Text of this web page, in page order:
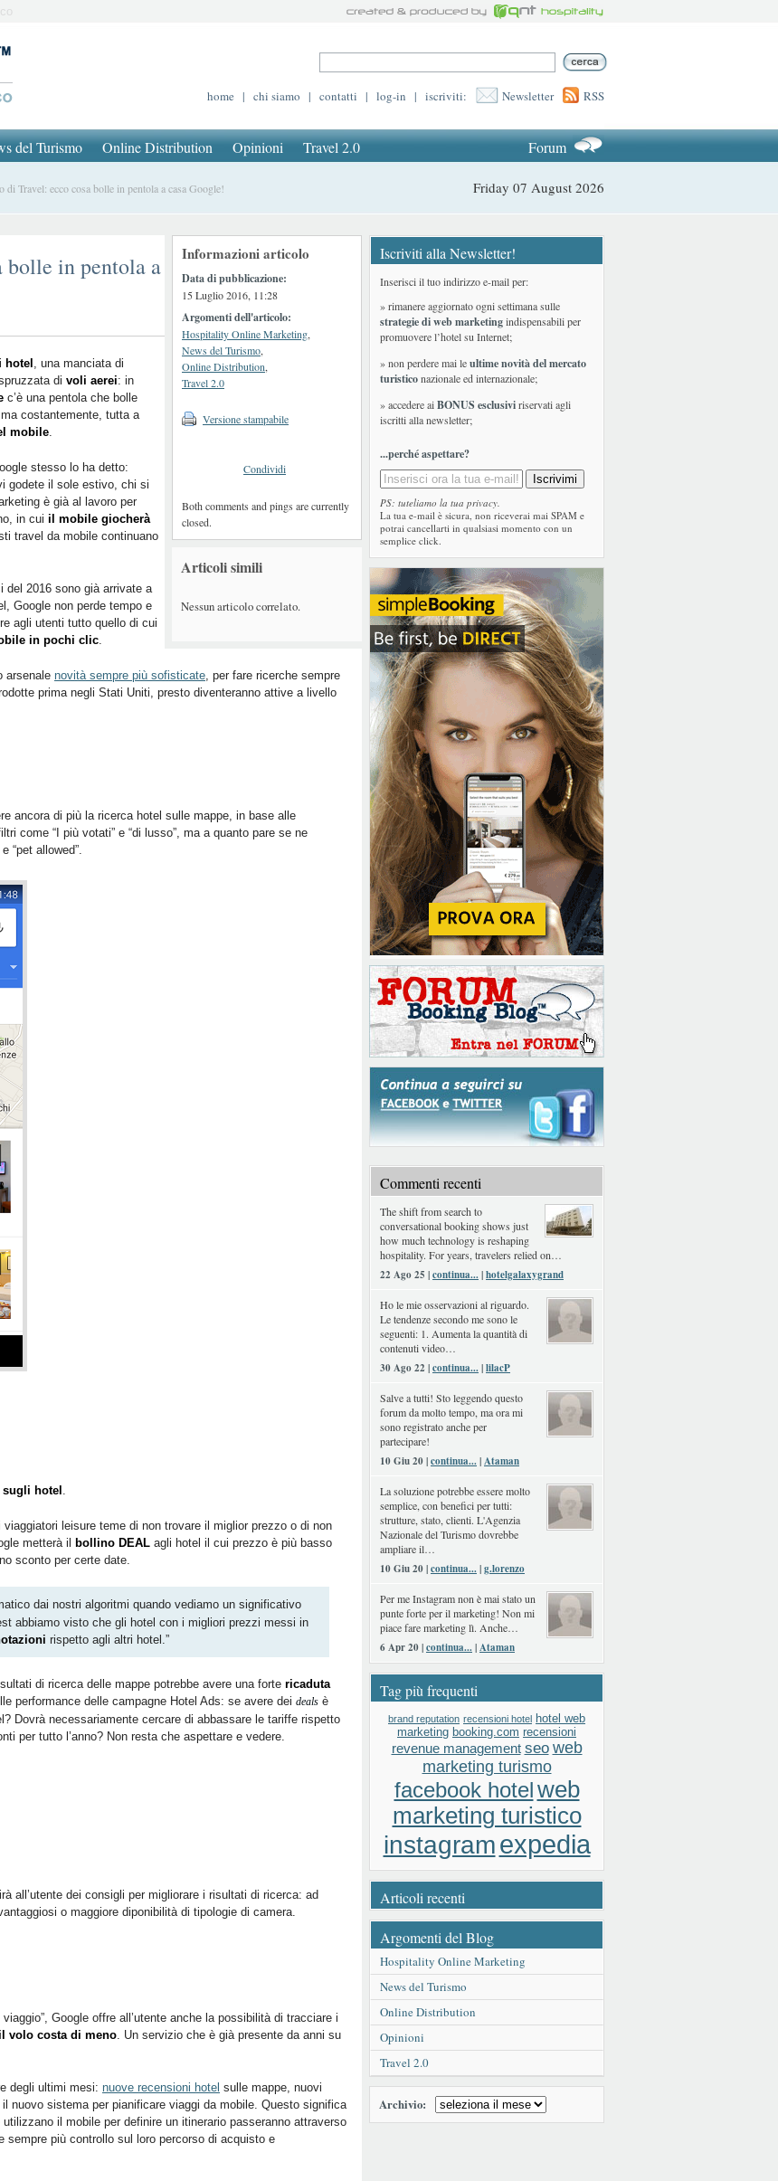
home | chi siamo | contatti | log-in | iscriviti: Newsletter RSS
del Turismo Online Distribution Opinioni Travel 2.0 Forum
Travel: ecco cosa bolle in pentola a casa Google! Friday 07 August 2026
Informazioni articolo
Data di pubblicazione:
15 Luglio 2016, 11:28
Argomenti dell'articolo:
Hospitality Online Marketing,
News del Turismo,
Online Distribution,
Travel 2.0
Versione stampabile
Condividi
Both comments and pings are currently
closed.
Articoli simili
Nessun articolo correlato.
bolle in pentola a
hotel , una manciata di
di voli aerei: in
c’è una pentola che bolle
costantemente, tutta a
mobile.
stesso lo ha detto:
godete il sole estivo, chi si
è già al lavoro per
in cui il mobile giocherà
travel da mobile continuano
2016 sono già arrivate a
Google non perde tempo e
agli utenti tutto quello di cui
in pochi clic.
arsenale novità sempre più sofisticate, per fare ricerche sempre
prima negli Stati Uniti, presto diventeranno attive a livello
ancora di più la ricerca hotel sulle mappe, in base alle
come “I più votati” e “di lusso”, ma a quanto pare se ne
“pet allowed”.
hotel .
viaggiatori leisure teme di non trovare il miglior prezzo o di non
metterà il
bollino DEAL agli hotel il cui prezzo è più basso
sconto per certe date.
dai nostri algoritmi quando vediamo un significativo
abbiamo visto che gli hotel con i migliori prezzi messi in
rispetto agli altri hotel.”
di ricerca delle mappe potrebbe avere una forte ricaduta
performance delle campagne Hotel Ads: se avere dei deals è
Dovrà necessariamente cercare di abbassare le tariffe rispetto
per tutto l’anno? Non resta che aspettare e vedere.
all’utente dei consigli per migliorare i risultati di ricerca: ad
o maggiore diponibilità di tipologie di camera.
Google offre all’utente anche la possibilità di tracciare i
volo costa di meno. Un servizio che è già presente da anni su
degli ultimi mesi: nuove recensioni hotel sulle mappe, nuovi
il nuovo sistema per pianificare viaggi da mobile. Questo significa
il mobile per definire un itinerario passeranno attraverso
più controllo sul loro percorso di acquisto e
Iscriviti alla Newsletter!
Inserisci il tuo indirizzo e-mail per:
» rimanere aggiornato ogni settimana sulle
strategie di web marketingindispensabili per
promuovere l’hotel su Internet;
» non perdere mai leultime novità del mercato
turisticonazionale ed internazionale;
» accedere aiBONUS esclusiviriservati agli
iscritti alla newsletter;
...perché aspettare?
PS: tuteliamo la tua privacy.
La tua e-mail è sicura, non riceverai mai SPAM e
potrai cancellarti in qualsiasi momento con un
semplice click.
Commenti recenti
The shift from search to
conversational booking shows just
how much technology is reshaping
hospitality. For years, travelers relied on…
22 Ago 25 |continua...|hotelgalaxygrand
Ho le mie osservazioni al riguardo.
Le tendenze secondo me sono le
seguenti: 1. Aumenta la quantità di
contenuti video…
30 Ago 22 |continua...|lilacP
Salve a tutti! Sto leggendo questo
forum da molto tempo, ma ora mi
sono registrato anche per
partecipare!
10 Giu 20 |continua...|Ataman
La soluzione potrebbe essere molto
semplice, con benefici per tutti:
strutture, stato, clienti. L'Agenzia
Nazionale del Turismo dovrebbe
ampliare il…
10 Giu 20 |continua...|g.lorenzo
Per me Instagram non è mai stato un
punte forte per il marketing! Non mi
piace fare marketing lì. Anche…
6 Apr 20 |continua...|Ataman
Tag più frequenti
brand reputation recensioni hotel hotel web
marketing booking.com recensioni
revenue management seo web
marketing turismo
facebook hotelweb
marketing turistico
instagramexpedia
Articoli recenti
Argomenti del Blog
Hospitality Online Marketing
News del Turismo
Online Distribution
Opinioni
Travel 2.0
Archivio: